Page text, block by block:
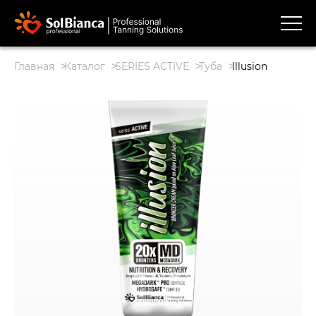
Главная Каталог SERIES ACTIVE Туба Illusion